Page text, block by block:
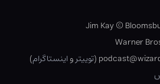
Jim Kay ©
Warner
توییترواینستاگرام)